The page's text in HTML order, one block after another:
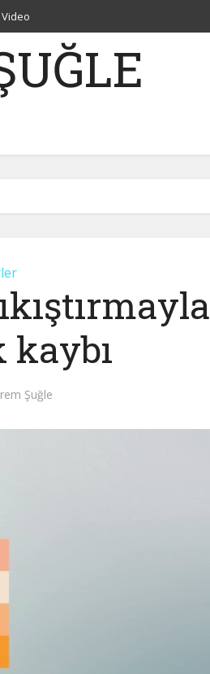
Video
kaybı
Şuğle